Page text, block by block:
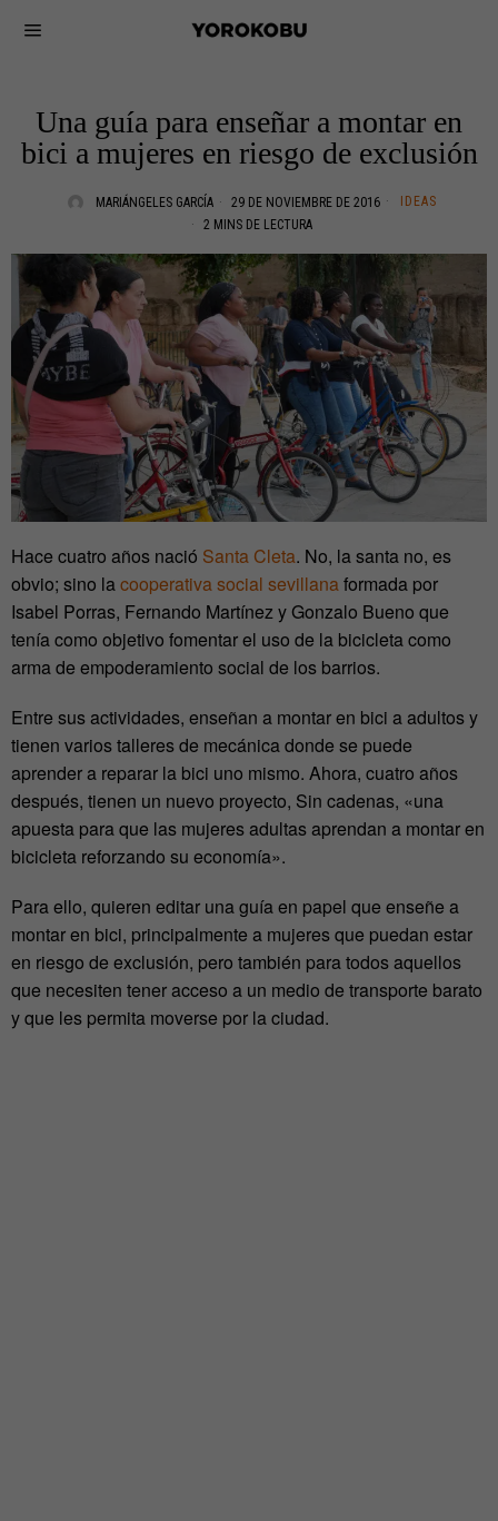
Una guía para enseñar a montar en
bici a mujeres en riesgo de exclusión
MARIÁNGELES GARCÍA 29 DE NOVIEMBRE DE 2016
IDEAS
2 MINS DE LECTURA
Hace cuatro años nació Santa Cleta. No, la santa no, es
obvio; sino lacooperativa social sevillanaformada por
Isabel Porras, Fernando Martínez y Gonzalo Bueno que
tenía como objetivo fomentar el uso de la bicicleta como
arma de empoderamiento social de los barrios.
Entre sus actividades, enseñan a montar en bici a adultos y
tienen varios talleres de mecánica donde se puede
aprender a reparar la bici uno mismo. Ahora, cuatro años
después, tienen un nuevo proyecto, Sin cadenas, «una
apuesta para que las mujeres adultas aprendan a montar en
bicicleta reforzando su economía».
Para ello, quieren editar una guía en papel que enseñe a
montar en bici, principalmente a mujeres que puedan estar
en riesgo de exclusión, pero también para todos aquellos
que necesiten tener acceso a un medio de transporte barato
y que les permita moverse por la ciudad.